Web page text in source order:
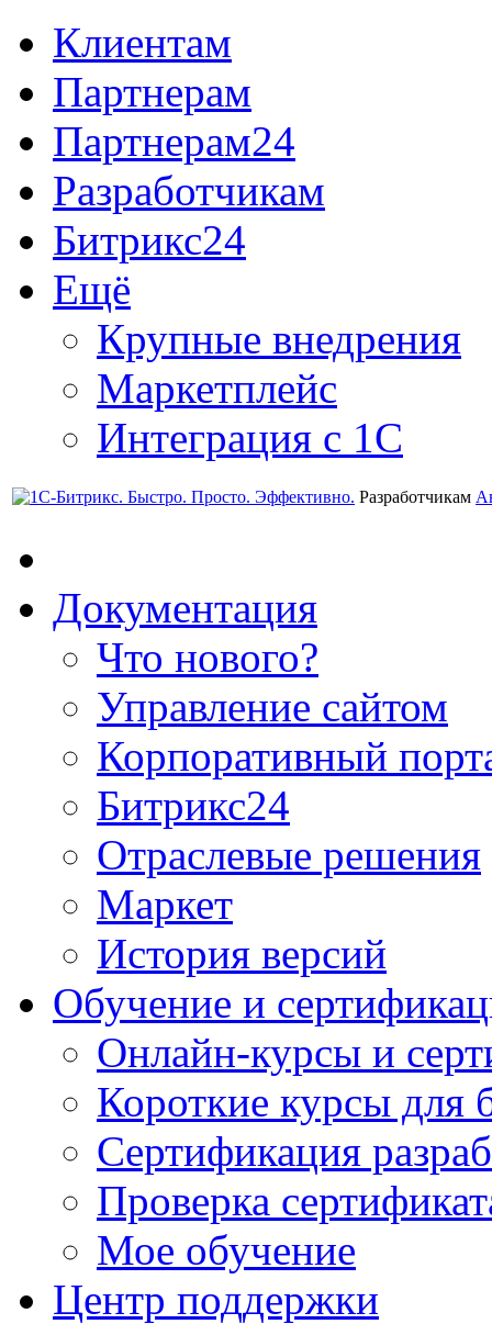
Клиентам
Партнерам
Партнерам24
Разработчикам
Битрикс24
Ещё
Крупные внедрения
Маркетплейс
Интеграция с 1С
Разработчикам
Документация
Что нового?
Управление сайтом
Корпоративный
Битрикс24
Отраслевые решения
Маркет
История версий
Обучение и
Онлайн-курсы и
Короткие курсы для
Сертификация
Проверка
Мое обучение
Центр поддержки